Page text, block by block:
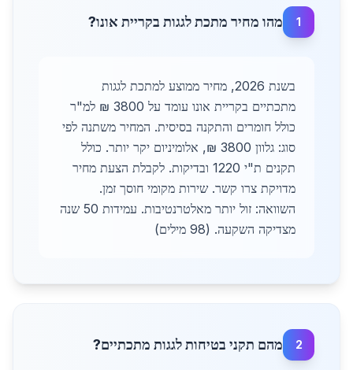
1 מהו מחיר מתכת לגגות בקריית אונו?
בשנת 2026, מחיר ממוצע למתכת לגגות
מתכתיים בקריית אונו עומד על 3800 ₪ למ"ר
כולל חומרים והתקנה בסיסית. המחיר משתנה לפי
סוג: גלוון 3800 ₪, אלומיניום יקר יותר. כולל
תקנים ת"י 1220 ובדיקות. לקבלת הצעת מחיר
מדויקת צרו קשר. שירות מקומי חוסך זמן.
השוואה: זול יותר מאלטרנטיבות. עמידות 50 שנה
מצדיקה השקעה. (98 מילים)
2 מהם תקני בטיחות לגגות מתכתיים?